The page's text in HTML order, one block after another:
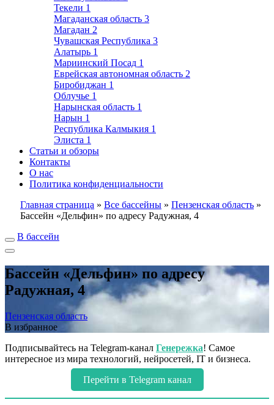
Текели 1
Магаданская область 3
Магадан 2
Чувашская Республика 3
Алатырь 1
Мариинский Посад 1
Еврейская автономная область 2
Биробиджан 1
Облучье 1
Нарынская область 1
Нарын 1
Республика Калмыкия 1
Элиста 1
Статьи и обзоры
Контакты
О нас
Политика конфиденциальности
Главная страница » Все бассейны » Пензенская область »
Бассейн «Дельфин» по адресу Радужная, 4
В бассейн
Бассейн «Дельфин» по адресу
Радужная, 4
Пензенская область
В избранное
Подписывайтесь на Telegram-канал Генережка! Самое
интересное из мира технологий, нейросетей, IT и бизнеса.
Перейти в Telegram канал